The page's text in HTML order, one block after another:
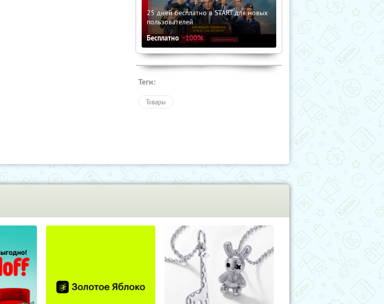
25 дней бесплатно в START для новых
пользователей
Бесплатно -100%
Теги:
Товары